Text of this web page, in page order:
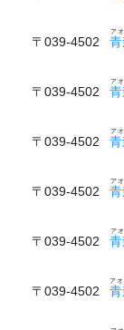
〒039-4502
ア
〒039-4502
ア
〒039-4502
ア
〒039-4502
ア
〒039-4502
ア
〒039-4502
ア